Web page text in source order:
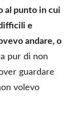
al punto in cui
e
andare, o
pur di non
guardare
volevo